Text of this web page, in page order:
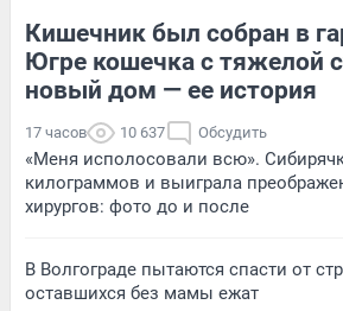
Кишечник был собран в
Югре кошечка с тяжелой
новый дом — ее история
17 часов 10 637 Обсудить
«Меня исполосовали всю».
килограммов и выиграла
хирургов: фото до и после
В Волгограде пытаются спасти от
оставшихся без мамы ежат